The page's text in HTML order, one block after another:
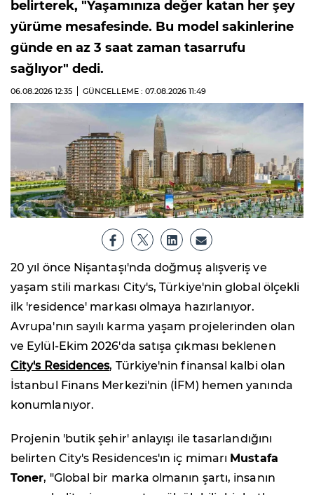
belirterek, "Yaşamınıza değer katan her şey
yürüme mesafesinde. Bu model sakinlerine
günde en az 3 saat zaman tasarrufu
sağlıyor" dedi.
06.08.2026 12:35 GÜNCELLEME : 07.08.2026 11:49
20 yıl önce Nişantaşı'nda doğmuş alışveriş ve
yaşam stili markası City's, Türkiye'nin global ölçekli
ilk 'residence' markası olmaya hazırlanıyor.
Avrupa'nın sayılı karma yaşam projelerinden olan
ve Eylül-Ekim 2026'da satışa çıkması beklenen
City's Residences, Türkiye'nin finansal kalbi olan
İstanbul Finans Merkezi'nin (İFM) hemen yanında
konumlanıyor.
Projenin 'butik şehir' anlayışı ile tasarlandığını
belirten City's Residences'ın iç mimarı Mustafa
Toner, "Global bir marka olmanın şartı, insanın